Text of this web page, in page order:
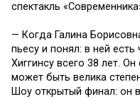
спектакль
— Когда Галина
пьесу и понял: в ней есть
Хиггинсу всего 38 лет.
может быть велика
Шоу открытый финал: он